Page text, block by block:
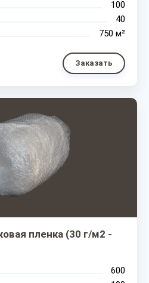
100
40
750 м²
Заказать
пленка (30 г/м2 -
600